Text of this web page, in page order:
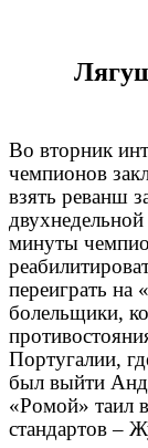
Во вторник
чемпионов
взять реванш
минуты
переиграть на
болельщики,
Португалии,
был выйти
«Ромой» таил
стандартов –